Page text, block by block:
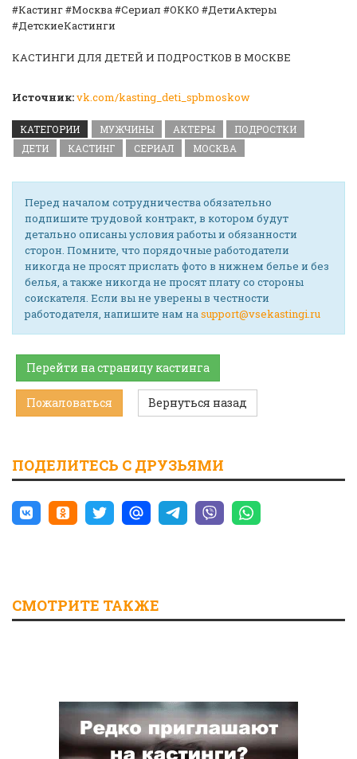
#Кастинг #Москва #Сериал #ОККО #ДетиАктеры
#ДетскиеКастинги
КАСТИНГИ ДЛЯ ДЕТЕЙ И ПОДРОСТКОВ В МОСКВЕ
Источник:vk.com/kasting_deti_spbmoskow
КАТЕГОРИИ МУЖЧИНЫ АКТЕРЫ
ПОДРОСТКИ
ДЕТИ
КАСТИНГ СЕРИАЛ МОСКВА
Перед началом сотрудничества обязательно
подпишите трудовой контракт, в котором будут
детально описаны условия работы и обязанности
сторон. Помните, что порядочные работодатели
никогда не просят прислать фото в нижнем белье и без
белья, а также никогда не просят плату со стороны
соискателя. Если вы не уверены в честности
работодателя, напишите нам наsupport@vsekastingi.ru
Перейти на страницу кастинга
Пожаловаться Вернуться назад
ПОДЕЛИТЕСЬ С ДРУЗЬЯМИ
СМОТРИТЕ ТАКЖЕ